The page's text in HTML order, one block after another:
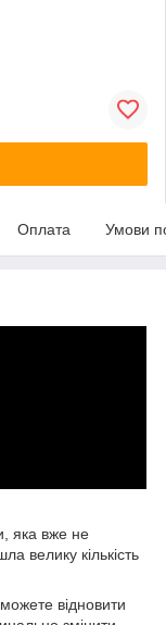
Оплата Умови
яка вже не
велику кількість
відновити